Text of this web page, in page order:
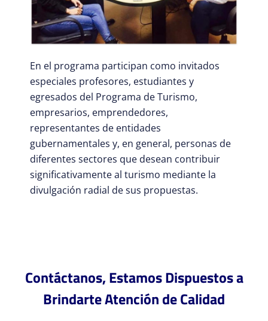
En el programa participan como invitados
especiales profesores, estudiantes y
egresados del Programa de Turismo,
empresarios, emprendedores,
representantes de entidades
gubernamentales y, en general, personas de
diferentes sectores que desean contribuir
significativamente al turismo mediante la
divulgación radial de sus propuestas.
Contáctanos, Estamos Dispuestos a
Brindarte Atención de Calidad